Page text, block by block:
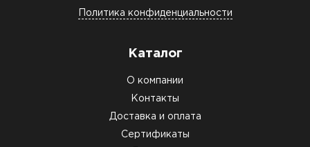
Политика конфиденциальности
Каталог
О компании
Контакты
Доставка и оплата
Сертификаты